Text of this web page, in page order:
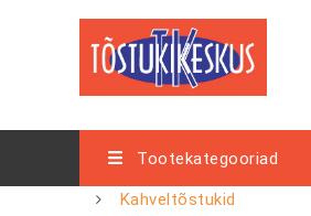
Tootekategooriad
Kahveltõstukid